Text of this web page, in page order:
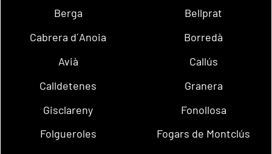
Berga
Bellprat
Cabrera d´Anoia
Borredà
Avià
Callús
Calldetenes
Granera
Gisclareny
Fonollosa
Folgueroles
Fogars de Montclús